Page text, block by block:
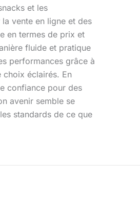
et les
vente en ligne et des
en termes de prix et
fluide et pratique
performances grâce à
choix éclairés. En
confiance pour des
avenir semble se
standards de ce que